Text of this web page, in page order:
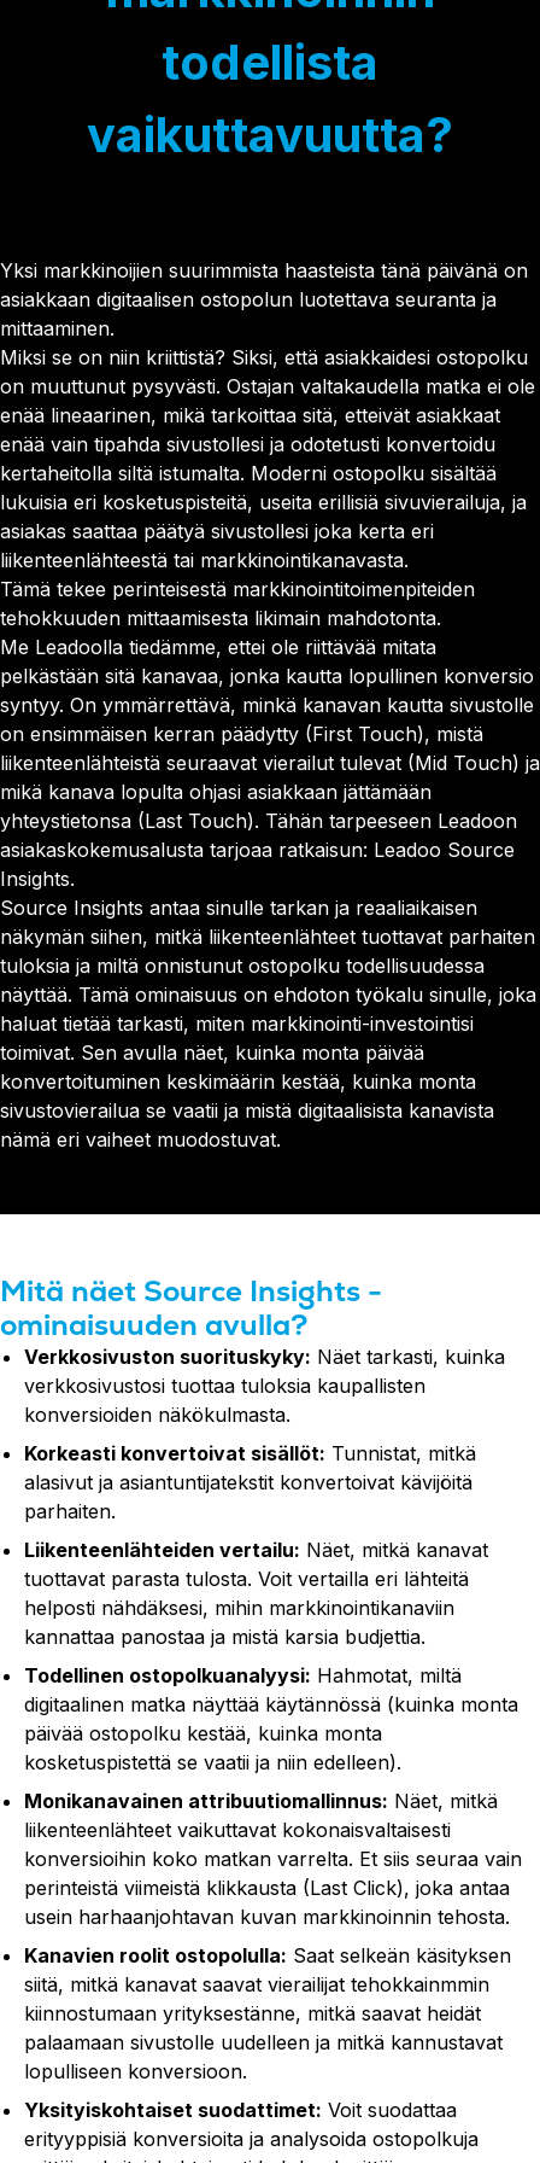
CONVERSION INSIGHTS
Conversion Dashboard
Source Insights
Visitor Tracking
Journey Insights
Campaign Insights
AJANKOHTAISTA
Olemme nyt Leadoo AI
Uusi hinnoittelu ja palvelumallit
Katso kaikki asiakastarinat
KUMPPANUUS & URA
Ura (Tule meille töihin!)
Get a demo
todellista
vaikuttavuutta?
Yksi markkinoijien suurimmista haasteista tänä päivänä on
asiakkaan digitaalisen ostopolun luotettava seuranta ja
mittaaminen.
Miksi se on niin kriittistä? Siksi, että asiakkaidesi ostopolku
on muuttunut pysyvästi. Ostajan valtakaudella matka ei ole
enää lineaarinen, mikä tarkoittaa sitä, etteivät asiakkaat
enää vain tipahda sivustollesi ja odotetusti konvertoidu
kertaheitolla siltä istumalta. Moderni ostopolku sisältää
lukuisia eri kosketuspisteitä, useita erillisiä sivuvierailuja, ja
asiakas saattaa päätyä sivustollesi joka kerta eri
liikenteenlähteestä tai markkinointikanavasta.
Tämä tekee perinteisestä markkinointitoimenpiteiden
tehokkuuden mittaamisesta likimain mahdotonta.
Me Leadoolla tiedämme, ettei ole riittävää mitata
pelkästään sitä kanavaa, jonka kautta lopullinen konversio
syntyy. On ymmärrettävä, minkä kanavan kautta sivustolle
on ensimmäisen kerran päädytty (First Touch), mistä
liikenteenlähteistä seuraavat vierailut tulevat (Mid Touch) ja
mikä kanava lopulta ohjasi asiakkaan jättämään
yhteystietonsa (Last Touch). Tähän tarpeeseen Leadoon
asiakaskokemusalusta tarjoaa ratkaisun: Leadoo Source
Insights.
Source Insights antaa sinulle tarkan ja reaaliaikaisen
näkymän siihen, mitkä liikenteenlähteet tuottavat parhaiten
tuloksia ja miltä onnistunut ostopolku todellisuudessa
näyttää. Tämä ominaisuus on ehdoton työkalu sinulle, joka
haluat tietää tarkasti, miten markkinointi-investointisi
toimivat. Sen avulla näet, kuinka monta päivää
konvertoituminen keskimäärin kestää, kuinka monta
sivustovierailua se vaatii ja mistä digitaalisista kanavista
nämä eri vaiheet muodostuvat.
Mitä näet Source Insights -
ominaisuuden avulla?
Verkkosivuston suorituskyky: Näet tarkasti, kuinka
verkkosivustosi tuottaa tuloksia kaupallisten
konversioiden näkökulmasta.
Korkeasti konvertoivat sisällöt: Tunnistat, mitkä
alasivut ja asiantuntijatekstit konvertoivat kävijöitä
parhaiten.
Liikenteenlähteiden vertailu: Näet, mitkä kanavat
tuottavat parasta tulosta. Voit vertailla eri lähteitä
helposti nähdäksesi, mihin markkinointikanaviin
kannattaa panostaa ja mistä karsia budjettia.
Todellinen ostopolkuanalyysi: Hahmotat, miltä
digitaalinen matka näyttää käytännössä (kuinka monta
päivää ostopolku kestää, kuinka monta
kosketuspistettä se vaatii ja niin edelleen).
Monikanavainen attribuutiomallinnus: Näet, mitkä
liikenteenlähteet vaikuttavat kokonaisvaltaisesti
konversioihin koko matkan varrelta. Et siis seuraa vain
perinteistä viimeistä klikkausta (Last Click), joka antaa
usein harhaanjohtavan kuvan markkinoinnin tehosta.
Kanavien roolit ostopolulla: Saat selkeän käsityksen
siitä, mitkä kanavat saavat vierailijat tehokkainmmin
kiinnostumaan yrityksestänne, mitkä saavat heidät
palaamaan sivustolle uudelleen ja mitkä kannustavat
lopulliseen konversioon.
Yksityiskohtaiset suodattimet: Voit suodattaa
erityyppisiä konversioita ja analysoida ostopolkuja